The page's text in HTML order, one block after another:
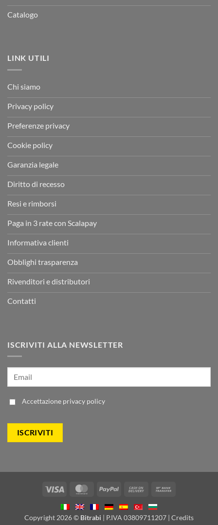
Catalogo
LINK UTILI
Chi siamo
Privacy policy
Preferenze privacy
Cookie policy
Garanzia legale
Diritto di recesso
Resi e rimborsi
Paga in 3 rate con Scalapay
Informativa clienti
Obblighi trasparenza
Rivenditori e distributori
Contatti
ISCRIVITI ALLA NEWSLETTER
Accettazione privacy policy
Visa MasterCardPayPal
Cash
Delivery
Copyright 2026 © Bitrabi | P.IVA 03809711207 | Credits